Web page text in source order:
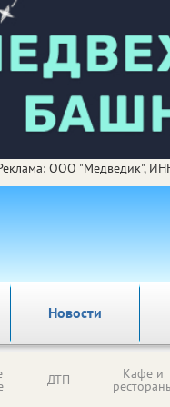
ООО "Медведик",
Новости
ДТП Кафе и